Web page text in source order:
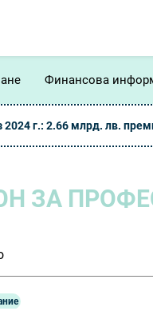
Финансова
2024 г.: 2.66 млрд. лв.
ЗА